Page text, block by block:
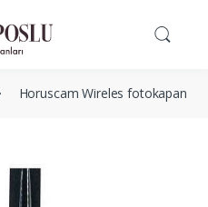
Horuscam Wireles fotokapan